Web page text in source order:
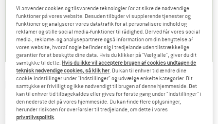
pris
€ Pris
89,95 €Nedsat pris
67,46 €
0,0(0)
Pris
58,95 €Nedsat pris
44,21 €
1,0(1)
KENDA -Hellkat Pro 29'' (60-622) TLR AEC
Faltbar - Cykeldæk
(0)
Vi anvender cookies og tilsvarende teknologier for at sikre de nødvendige
funktioner på vores website. Desuden tilbyder vi supplerende tjenester og
funktioner og analyserer vores datatrafik for at personalisere indhold og
reklamer og stille social media-funktioner til rådighed. Derved får vores social
media-, reklame- og analysepartnere også information om din benyttelse af
vores website, hvoraf nogle befinder sig i tredjelande uden tilstrækkelige
garantier for at beskytte dine data. Hvis du klikker på "Vælg alle", giver du dit
samtykke til dette. Hvis du ikke vil acceptere brugen af cookies undtagen de
teknisk nødvendige cookies, så klik her. Du kan til enhver tid ændre dine
cookie-indstillinger under "Indstillinger" og udvælge enkelte kategorier. Dit
samtykke er frivilligt og ikke nødvendigt til brugen af denne hjemmeside. Det
kan til enhver tid tilbagekaldes eller gives for første gang under "Indstillinger" i
den nederste del på vores hjemmeside. Du kan finde flere oplysninger,
herunder risikoen for overførsler til tredjelande, om dette i vores
privatlivspolitik.